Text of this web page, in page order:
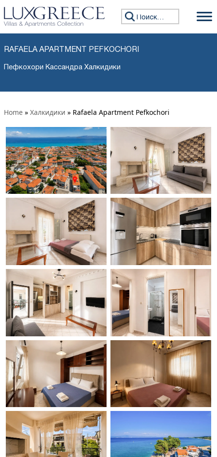
Искать:
RAFAELA APARTMENT PEFKOCHORI
Пефкохори Кассандра Халкидики
Home » Халкидики » Rafaela Apartment Pefkochori